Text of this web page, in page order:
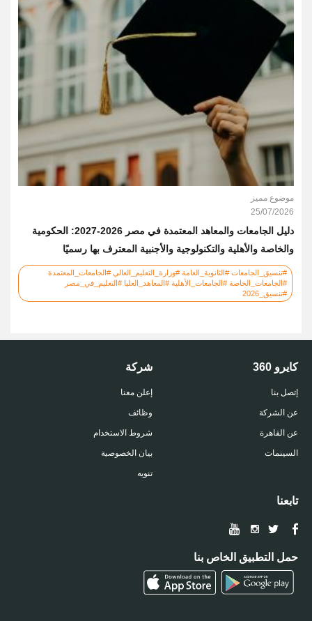
موضوع مميز
25/07/2026
دليل الجامعات والمعاهد المعتمدة في مصر 2026-2027: الحكومية
والخاصة والأهلية والتكنولوجية والأجنبية المعترف بها رسميًا
#تنسيق_الجامعات #الثانوية_العامة #وزارة_التعليم_العالي #الجامعات_المعتمدة
#الجامعات_الخاصة #الجامعات_الأهلية #المعاهد_العليا #التعليم_في_مصر
#تنسيق_2026
كايرو 360
إتصل بنا
عن الشركة
عن القاهرة
السينمات
شركة
إعلن معنا
وظائف
شروط الاستخدام
بيان الخصوصية
تنويه
تابعنا
حمل التطبيق الخاص بنا